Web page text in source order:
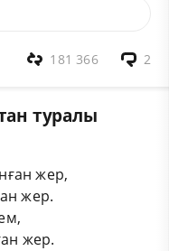
2
181 366
туралы
жер,
жер.
жер.